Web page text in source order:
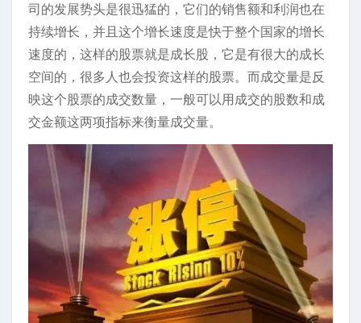
司的发展势头是很迅猛的，它们的销售额和利润也在
持续增长，并且这个增长速度是快于整个国家的增长
速度的，这样的股票就是成长股，它是有很大的成长
空间的，很多人也会投资这样的股票。而成交量是反
映这个股票的成交数量，一般可以用成交的股数和成
交金额这两项指标来衡量成交量。